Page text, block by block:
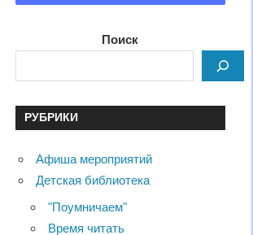
Поиск
РУБРИКИ
Афиша мероприятий
Детская библиотека
"Поумничаем"
Время читать